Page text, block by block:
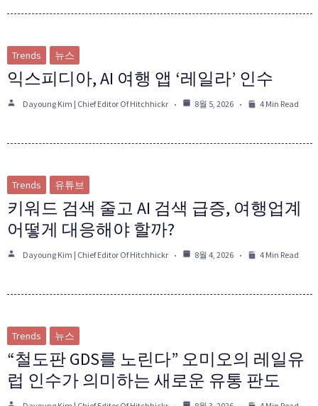
Trends 뉴스
익스피디아, AI 여행 앱 ‘레일라’ 인수
Dayoung Kim | Chief Editor Of Hitchhickr 8월 5, 2026 4 Min Read
Trends 유튜브
키워드 검색 줄고 AI 검색 급증, 여행업계
어떻게 대응해야 할까?
Dayoung Kim | Chief Editor Of Hitchhickr 8월 4, 2026 4 Min Read
Trends 뉴스
“철도판 GDS를 노린다” 오미오의 레일유
럽 인수가 의미하는 새로운 유통 판도